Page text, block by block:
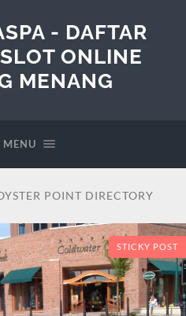
- DAFTAR
ONLINE
MENANG
POINT DIRECTORY
STICKY POST